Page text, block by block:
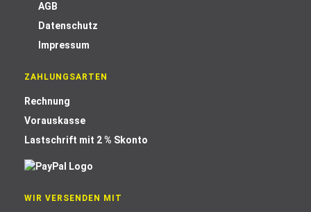
AGB
Datenschutz
Impressum
ZAHLUNGSARTEN
Rechnung
Vorauskasse
Lastschrift mit 2 % Skonto
WIR VERSENDEN MIT